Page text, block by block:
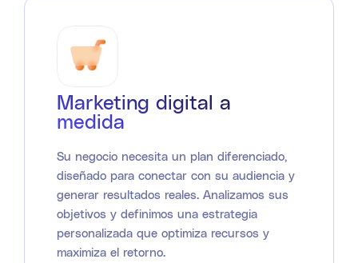
Marketing digital a
medida
Su negocio necesita un plan diferenciado,
diseñado para conectar con su audiencia y
generar resultados reales. Analizamos sus
objetivos y definimos una estrategia
personalizada que optimiza recursos y
maximiza el retorno.